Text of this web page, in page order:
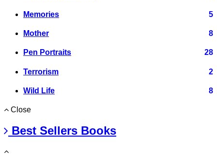
Memories 5
Mother 8
Pen Portraits 28
Terrorism 2
Wild Life 8
Close
Best Sellers Books